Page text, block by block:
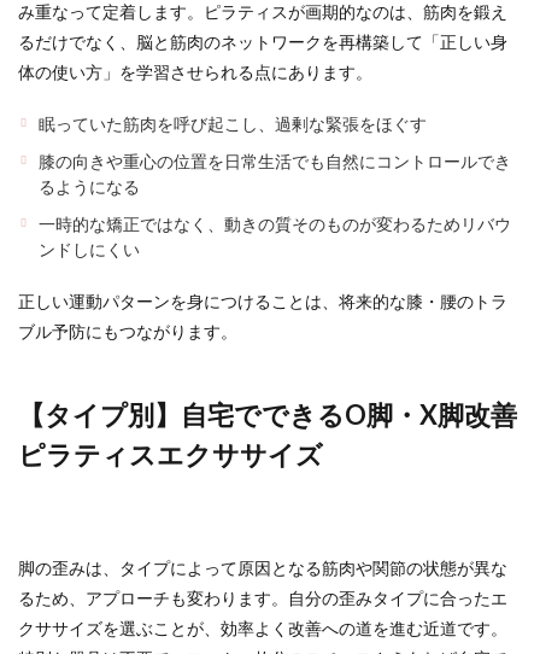
み重なって定着します。ピラティスが画期的なのは、筋肉を鍛え
るだけでなく、脳と筋肉のネットワークを再構築して「正しい身
体の使い方」を学習させられる点にあります。
眠っていた筋肉を呼び起こし、過剰な緊張をほぐす
膝の向きや重心の位置を日常生活でも自然にコントロールでき
るようになる
一時的な矯正ではなく、動きの質そのものが変わるためリバウ
ンドしにくい
正しい運動パターンを身につけることは、将来的な膝・腰のトラ
ブル予防にもつながります。
【タイプ別】自宅でできるO脚・X脚改善
ピラティスエクササイズ
脚の歪みは、タイプによって原因となる筋肉や関節の状態が異な
るため、アプローチも変わります。自分の歪みタイプに合ったエ
クササイズを選ぶことが、効率よく改善への道を進む近道です。